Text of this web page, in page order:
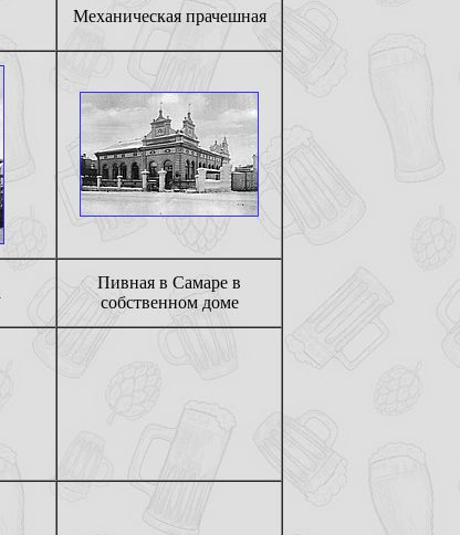
Механическая прачешная
Пивная в Самаре в
собственном доме